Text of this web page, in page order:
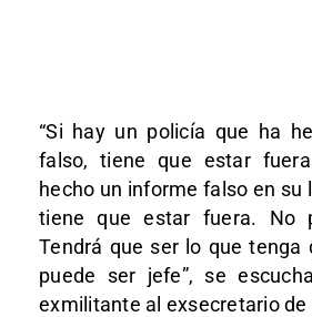
“Si hay un policía que ha
falso, tiene que estar
hecho un informe falso en su
tiene que estar fuera. No
Tendrá que ser lo que tenga
puede ser jefe”, se
exmilitante al exsecretario de